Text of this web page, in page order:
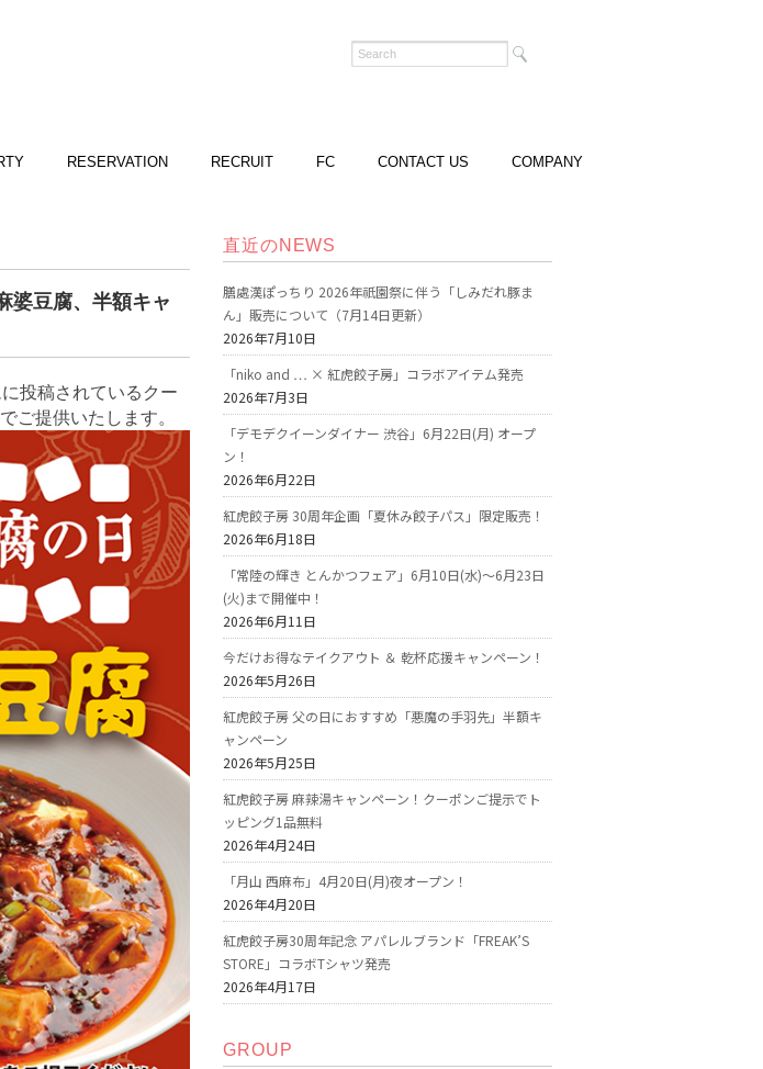
RESERVATION RECRUIT FC CONTACT US COMPANY
婆豆腐、半額キャ
投稿されているクー
ご提供いたします。
直近のNEWS
膳處漢ぽっちり 2026年祇園祭に伴う「しみだれ豚ま
ん」販売について（7月14日更新）
2026年7月10日
「niko and … × 紅虎餃子房」コラボアイテム発売
2026年7月3日
「デモデクイーンダイナー 渋谷」6月22日(月) オープ
ン！
2026年6月22日
紅虎餃子房 30周年企画「夏休み餃子パス」限定販売！
2026年6月18日
「常陸の輝き とんかつフェア」6月10日(水)～6月23日
(火)まで開催中！
2026年6月11日
今だけお得なテイクアウト ＆ 乾杯応援キャンペーン！
2026年5月26日
紅虎餃子房 父の日におすすめ「悪魔の手羽先」半額キ
ャンペーン
2026年5月25日
紅虎餃子房 麻辣湯キャンペーン！クーポンご提示でト
ッピング1品無料
2026年4月24日
「月山 西麻布」4月20日(月)夜オープン！
2026年4月20日
紅虎餃子房30周年記念 アパレルブランド「FREAK’S
STORE」コラボTシャツ発売
2026年4月17日
GROUP